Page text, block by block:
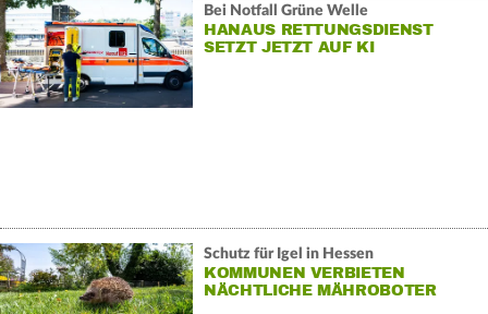
Bei Notfall Grüne Welle
HANAUS RETTUNGSDIENST
SETZT JETZT AUF KI
Schutz für Igel in Hessen
KOMMUNEN VERBIETEN
NÄCHTLICHE MÄHROBOTER